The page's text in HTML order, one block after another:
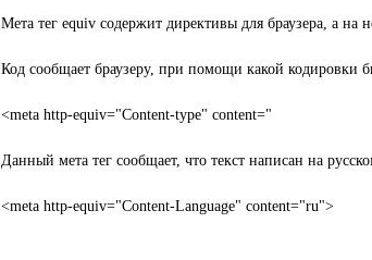
Мета тег equiv содержит директивы для браузера, а на
Код сообщает браузеру, при помощи какой кодировки
<meta http-equiv="Content-type" content="
Данный мета тег сообщает, что текст написан на
<meta http-equiv="Content-Language" content="ru">